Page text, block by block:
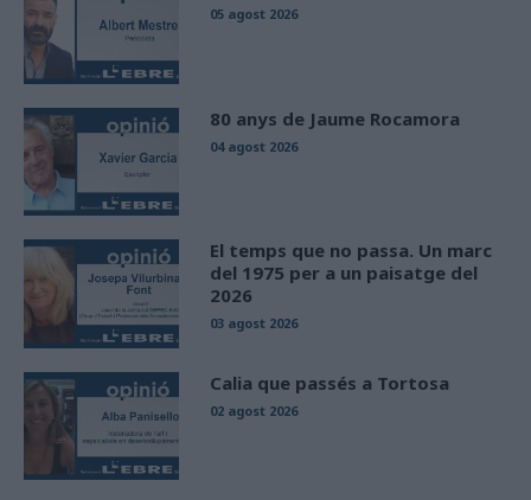
05 agost 2026
80 anys de Jaume Rocamora
04 agost 2026
El temps que no passa. Un marc
del 1975 per a un paisatge del
2026
03 agost 2026
Calia que passés a Tortosa
02 agost 2026